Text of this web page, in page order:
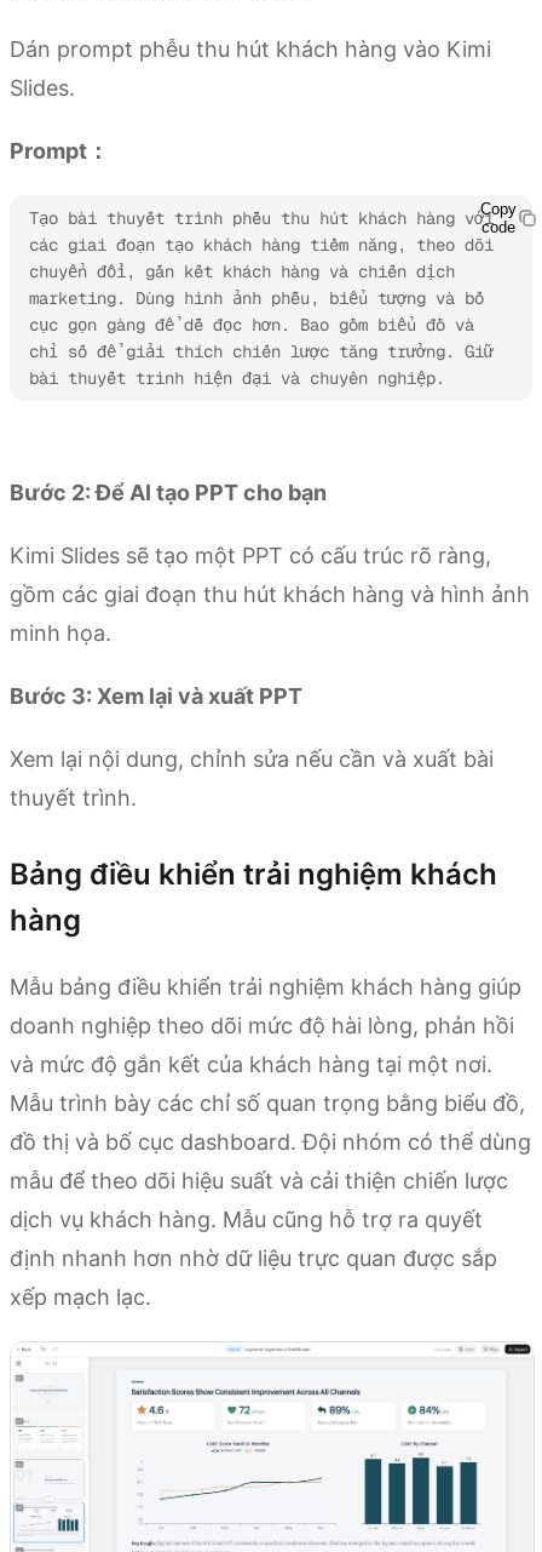
Dán prompt phễu thu hút khách hàng vào Kimi
Slides.
Prompt：
Tạo bài thuyết trình phễu thu hút khách hàng với
các giai đoạn tạo khách hàng tiềm năng, theo dõi
chuyển đổi, gắn kết khách hàng và chiến dịch
marketing. Dùng hình ảnh phễu, biểu tượng và bố
cục gọn gàng để dễ đọc hơn. Bao gồm biểu đồ và
chỉ số để giải thích chiến lược tăng trưởng. Giữ
bài thuyết trình hiện đại và chuyên nghiệp.
Copy
code
Bước 2: Để AI tạo PPT cho bạn
Kimi Slides sẽ tạo một PPT có cấu trúc rõ ràng,
gồm các giai đoạn thu hút khách hàng và hình ảnh
minh họa.
Bước 3: Xem lại và xuất PPT
Xem lại nội dung, chỉnh sửa nếu cần và xuất bài
thuyết trình.
Bảng điều khiển trải nghiệm khách
hàng
Mẫu bảng điều khiển trải nghiệm khách hàng giúp
doanh nghiệp theo dõi mức độ hài lòng, phản hồi
và mức độ gắn kết của khách hàng tại một nơi.
Mẫu trình bày các chỉ số quan trọng bằng biểu đồ,
đồ thị và bố cục dashboard. Đội nhóm có thể dùng
mẫu để theo dõi hiệu suất và cải thiện chiến lược
dịch vụ khách hàng. Mẫu cũng hỗ trợ ra quyết
định nhanh hơn nhờ dữ liệu trực quan được sắp
xếp mạch lạc.